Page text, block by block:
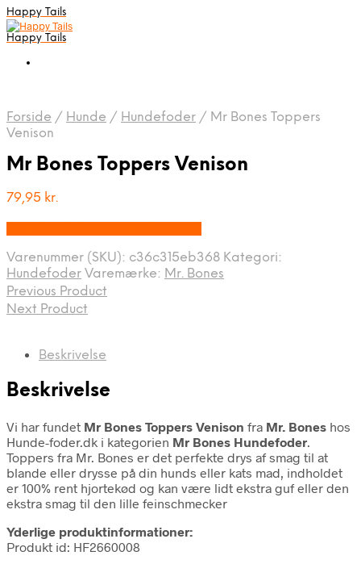
Happy Tails
Happy Tails
Forside / Hunde / Hundefoder / Mr Bones Toppers
Venison
Mr Bones Toppers Venison
79,95 kr.
Varenummer (SKU): c36c315eb368 Kategori:
Hundefoder Varemærke: Mr. Bones
Previous Product
Next Product
Beskrivelse
Beskrivelse
Vi har fundet Mr Bones Toppers Venison fra Mr. Bones hos
Hunde-foder.dk i kategorien Mr Bones Hundefoder.
Toppers fra Mr. Bones er det perfekte drys af smag til at
blande eller drysse på din hunds eller kats mad, indholdet
er 100% rent hjortekød og kan være lidt ekstra guf eller den
ekstra smag til den lille feinschmecker
Yderlige produktinformationer:
Produkt id: HF2660008